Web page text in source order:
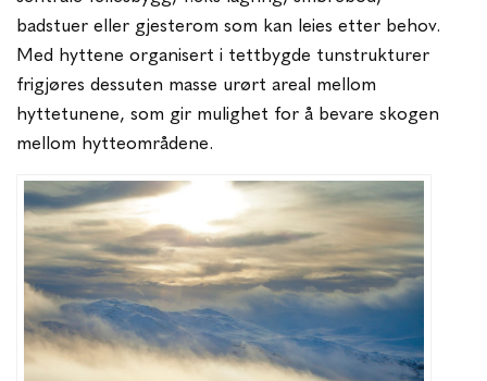
badstuer eller gjesterom som kan leies etter behov.
Med hyttene organisert i tettbygde tunstrukturer
frigjøres dessuten masse urørt areal mellom
hyttetunene, som gir mulighet for å bevare skogen
mellom hytteområdene.